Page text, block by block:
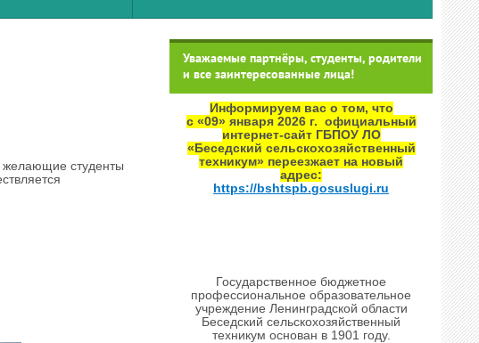
желающие студенты
Уважаемые партнёры, студенты, родители
и все заинтересованные лица!
Информируем вас о том, что
с «09» января 2026 г. официальный
интернет‑сайт ГБПОУ ЛО
«Беседский сельскохозяйственный
техникум» переезжает на новый
адрес:
https://bshtspb.gosuslugi.ru
Государственное бюджетное
профессиональное образовательное
учреждение Ленинградской области
Беседский сельскохозяйственный
техникум основан в 1901 году.